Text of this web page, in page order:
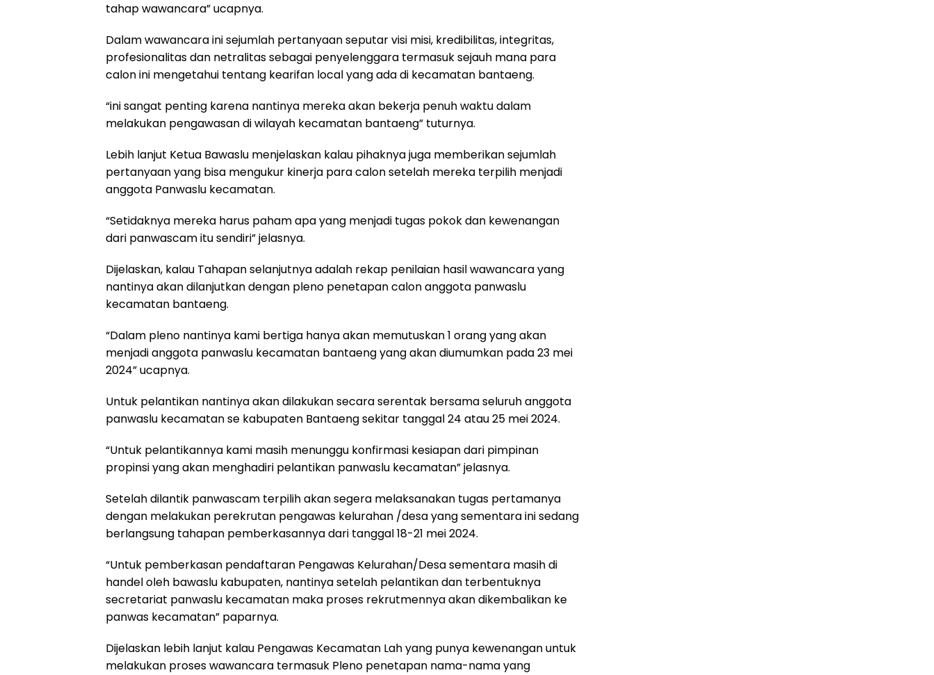
tahap wawancara” ucapnya.
Dalam wawancara ini sejumlah pertanyaan seputar visi misi, kredibilitas, integritas,
profesionalitas dan netralitas sebagai penyelenggara termasuk sejauh mana para
calon ini mengetahui tentang kearifan local yang ada di kecamatan bantaeng.
“ini sangat penting karena nantinya mereka akan bekerja penuh waktu dalam
melakukan pengawasan di wilayah kecamatan bantaeng” tuturnya.
Lebih lanjut Ketua Bawaslu menjelaskan kalau pihaknya juga memberikan sejumlah
pertanyaan yang bisa mengukur kinerja para calon setelah mereka terpilih menjadi
anggota Panwaslu kecamatan.
“Setidaknya mereka harus paham apa yang menjadi tugas pokok dan kewenangan
dari panwascam itu sendiri” jelasnya.
Dijelaskan, kalau Tahapan selanjutnya adalah rekap penilaian hasil wawancara yang
nantinya akan dilanjutkan dengan pleno penetapan calon anggota panwaslu
kecamatan bantaeng.
“Dalam pleno nantinya kami bertiga hanya akan memutuskan 1 orang yang akan
menjadi anggota panwaslu kecamatan bantaeng yang akan diumumkan pada 23 mei
2024” ucapnya.
Untuk pelantikan nantinya akan dilakukan secara serentak bersama seluruh anggota
panwaslu kecamatan se kabupaten Bantaeng sekitar tanggal 24 atau 25 mei 2024.
“Untuk pelantikannya kami masih menunggu konfirmasi kesiapan dari pimpinan
propinsi yang akan menghadiri pelantikan panwaslu kecamatan” jelasnya.
Setelah dilantik panwascam terpilih akan segera melaksanakan tugas pertamanya
dengan melakukan perekrutan pengawas kelurahan /desa yang sementara ini sedang
berlangsung tahapan pemberkasannya dari tanggal 18-21 mei 2024.
“Untuk pemberkasan pendaftaran Pengawas Kelurahan/Desa sementara masih di
handel oleh bawaslu kabupaten, nantinya setelah pelantikan dan terbentuknya
secretariat panwaslu kecamatan maka proses rekrutmennya akan dikembalikan ke
panwas kecamatan” paparnya.
Dijelaskan lebih lanjut kalau Pengawas Kecamatan Lah yang punya kewenangan untuk
melakukan proses wawancara termasuk Pleno penetapan nama-nama yang